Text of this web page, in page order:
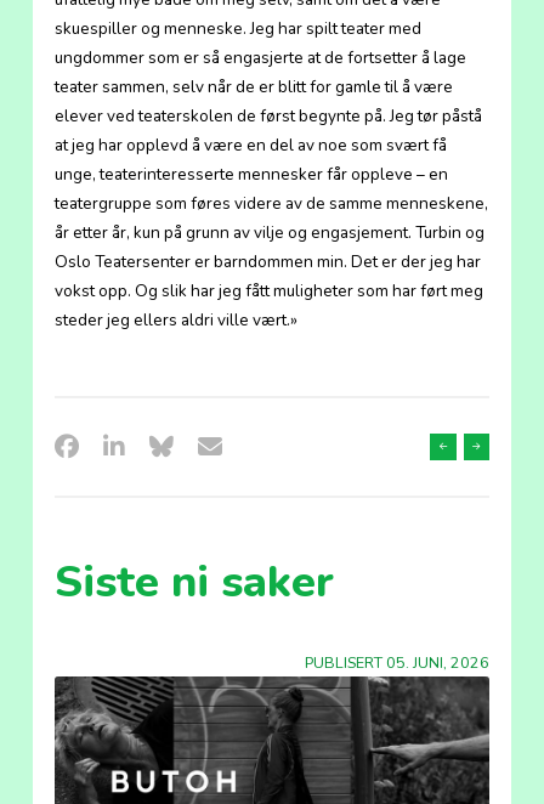
skuespiller og menneske. Jeg har spilt teater med
ungdommer som er så engasjerte at de fortsetter å lage
teater sammen, selv når de er blitt for gamle til å være
elever ved teaterskolen de først begynte på. Jeg tør påstå
at jeg har opplevd å være en del av noe som svært få
unge, teaterinteresserte mennesker får oppleve – en
teatergruppe som føres videre av de samme menneskene,
år etter år, kun på grunn av vilje og engasjement. Turbin og
Oslo Teatersenter er barndommen min. Det er der jeg har
vokst opp. Og slik har jeg fått muligheter som har ført meg
steder jeg ellers aldri ville vært.»
Forrige Neste
Siste ni saker
PUBLISERT 05. JUNI, 2026